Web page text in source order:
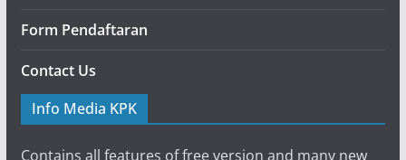
Form Pendaftaran
Contact Us
Info Media KPK
Contains all features of free version and many new